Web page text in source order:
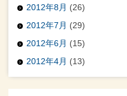
2012年8月 (26)
2012年7月 (29)
2012年6月 (15)
2012年4月 (13)